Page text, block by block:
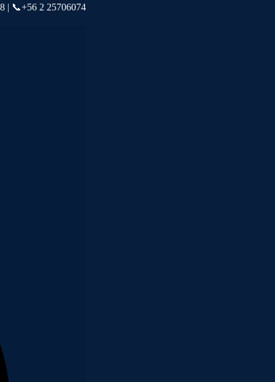
| 📞+56 2 25706074